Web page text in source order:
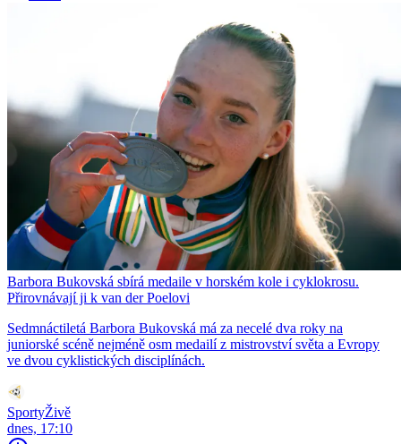
Barbora Bukovská sbírá medaile v horském kole i cyklokrosu.
Přirovnávají ji k van der Poelovi
Sedmnáctiletá Barbora Bukovská má za necelé dva roky na
juniorské scéně nejméně osm medailí z mistrovství světa a Evropy
ve dvou cyklistických disciplínách.
SportyŽivě
dnes, 17:10